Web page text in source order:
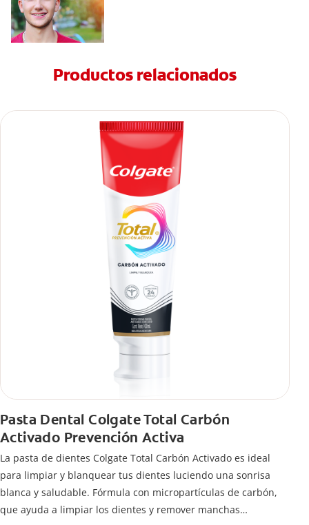
Productos relacionados
Pasta Dental Colgate Total Carbón
Activado Prevención Activa
La pasta de dientes Colgate Total Carbón Activado es ideal
para limpiar y blanquear tus dientes luciendo una sonrisa
blanca y saludable. Fórmula con micropartículas de carbón,
que ayuda a limpiar los dientes y remover manchas